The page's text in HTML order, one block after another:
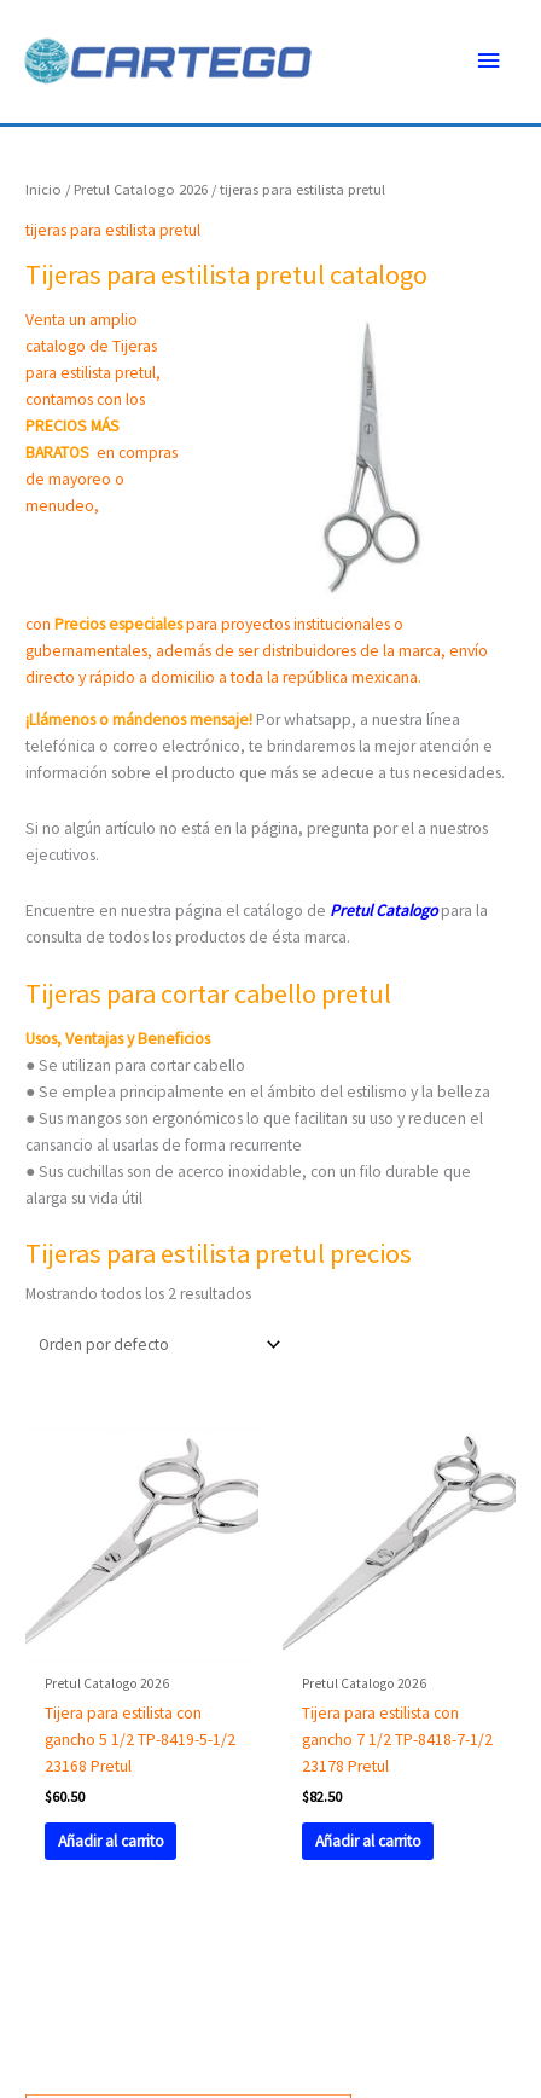
contenido
Inicio / Pretul Catalogo 2026 / tijeras para estilista pretul
tijeras para estilista pretul
Tijeras para estilista pretul catalogo
Venta un amplio
catalogo de Tijeras
para estilista pretul,
contamos con los
PRECIOS MÁS
BARATOS en compras
de mayoreo o
menudeo,
con Precios especialespara proyectos institucionales o
gubernamentales, además de ser distribuidores de la marca, envío
directo y rápido a domicilio a toda la república mexicana.
¡Llámenos o mándenos mensaje! Por whatsapp, a nuestra línea
telefónica o correo electrónico, te brindaremos la mejor atención e
información sobre el producto que más se adecue a tus necesidades.
Si no algún artículo no está en la página, pregunta por el a nuestros
ejecutivos.
Encuentre en nuestra página el catálogo de Pretul Catalogopara la
consulta de todos los productos de ésta marca.
Tijeras para cortar cabello pretul
Usos, Ventajas y Beneficios
● Se utilizan para cortar cabello
● Se emplea principalmente en el ámbito del estilismo y la belleza
● Sus mangos son ergonómicos lo que facilitan su uso y reducen el
cansancio al usarlas de forma recurrente
● Sus cuchillas son de acerco inoxidable, con un filo durable que
alarga su vida útil
Tijeras para estilista pretul precios
Mostrando todos los 2 resultados
Pretul Catalogo 2026
Tijera para estilista con
gancho 5 1/2 TP-8419-5-1/2
23168 Pretul
$60.50
Añadir al carrito
Pretul Catalogo 2026
Tijera para estilista con
gancho 7 1/2 TP-8418-7-1/2
23178 Pretul
$82.50
Añadir al carrito